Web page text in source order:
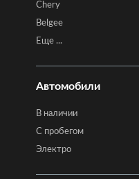
Chery
Belgee
Еще ...
Автомобили
В наличии
C пробегом
Электро